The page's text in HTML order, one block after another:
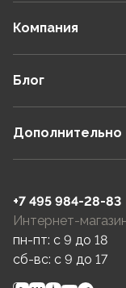
Компания
Блог
Дополнительно
+7 495 984-28-83
Интернет-
пн-пт: c 9 до 18
сб-вс: c 9 до 17